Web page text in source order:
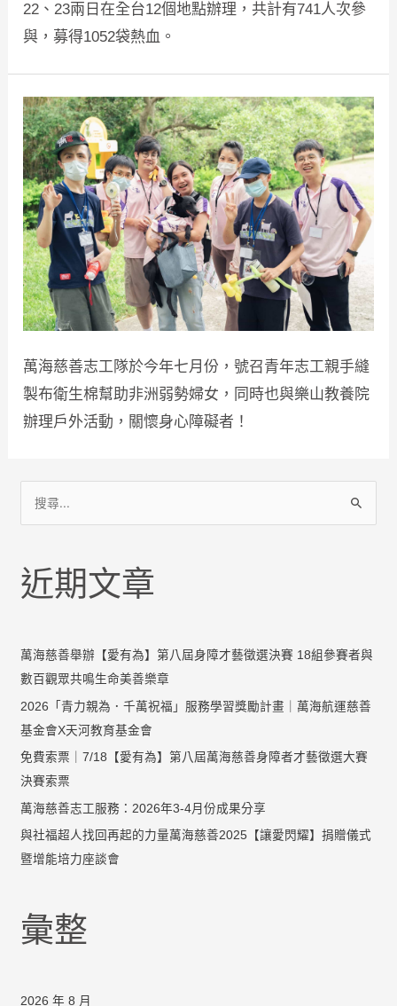
22、23兩日在全台12個地點辦理，共計有741人次參
與，募得1052袋熱血。
萬海慈善志工隊於今年七月份，號召青年志工親手縫
製布衛生棉幫助非洲弱勢婦女，同時也與樂山教養院
辦理戶外活動，關懷身心障礙者！
近期文章
萬海慈善舉辦【愛有為】第八屆身障才藝徵選決賽 18組參賽者與
數百觀眾共鳴生命美善樂章
2026「青力親為．千萬祝福」服務學習獎勵計畫｜萬海航運慈善
基金會X天河教育基金會
免費索票｜7/18【愛有為】第八屆萬海慈善身障者才藝徵選大賽
決賽索票
萬海慈善志工服務：2026年3-4月份成果分享
與社福超人找回再起的力量萬海慈善2025【讓愛閃耀】捐贈儀式
暨增能培力座談會
彙整
2026 年 8 月